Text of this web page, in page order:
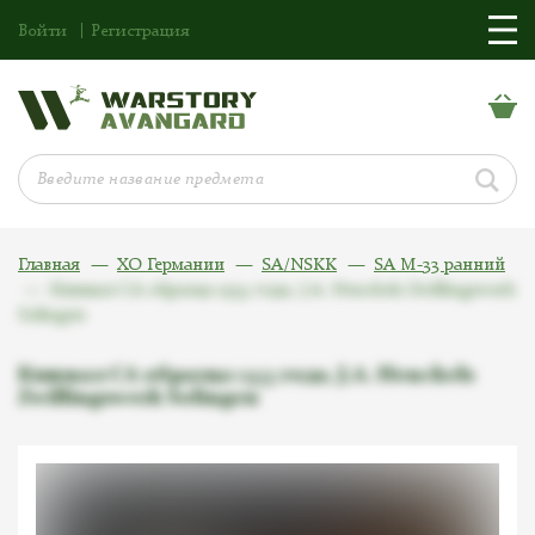
Войти Регистрация
Главная ХО Германии SA/NSKK
SA M-33 ранний
Кинжал СА образца 1933 года, J.A. Henckels
Zwillingswerk Solingen